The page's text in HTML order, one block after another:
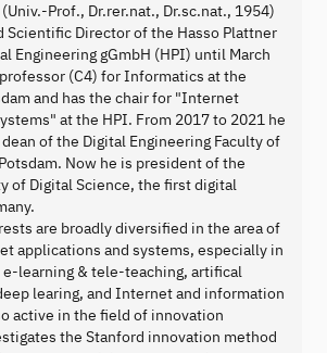
Prof., Dr.rer.nat., Dr.sc.nat., 1954)
Scientific Director of the Hasso Plattner
Engineering gGmbH (HPI) until March
(C4) for Informatics at the
and has the chair for "Internet
at the HPI. From 2017 to 2021 he
of the Digital Engineering Faculty of
Now he is president of the
of Digital Science, the first digital
are broadly diversified in the area of
applications and systems, especially in
learning & tele-teaching, artifical
learing, and Internet and information
active in the field of innovation
the Stanford innovation method